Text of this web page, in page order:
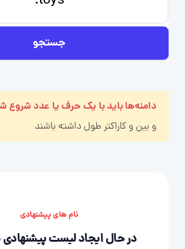
جستجو
دامنه‌ها باید با یک حرف یا عدد شروع
و بین و کاراکتر طول داشته باشند
نام های پیشنهادی
در حال ایجاد لیست پیشنهادی